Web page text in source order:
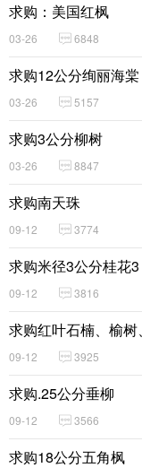
求购：美国红枫
03-26 6848
求购12公分绚丽海棠
03-26 5157
求购3公分柳树
03-26 8847
求购南天珠
09-12 3774
求购米径3公分桂花3
09-12 3816
求购红叶石楠、榆树
09-12 3925
求购.25公分垂柳
09-12 3566
求购18公分五角枫